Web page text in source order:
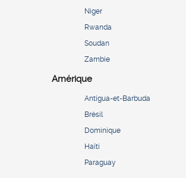
Niger
Rwanda
Soudan
Zambie
Amérique
Antigua-et-Barbuda
Brésil
Dominique
Haïti
Paraguay